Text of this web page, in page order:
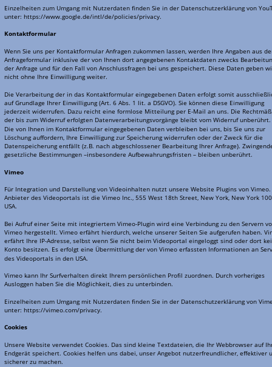
Einzelheiten zum Umgang mit Nutzerdaten finden Sie in der Datenschutzerklärung von
unter: https://www.google.de/intl/de/policies/privacy.
Kontaktformular
Wenn Sie uns per Kontaktformular Anfragen zukommen lassen, werden Ihre Angaben aus
Anfrageformular inklusive der von Ihnen dort angegebenen Kontaktdaten zwecks
der Anfrage und für den Fall von Anschlussfragen bei uns gespeichert. Diese Daten geben
nicht ohne Ihre Einwilligung weiter.
Die Verarbeitung der in das Kontaktformular eingegebenen Daten erfolgt somit
auf Grundlage Ihrer Einwilligung (Art. 6 Abs. 1 lit. a DSGVO). Sie können diese Einwilligung
jederzeit widerrufen. Dazu reicht eine formlose Mitteilung per E-Mail an uns. Die
der bis zum Widerruf erfolgten Datenverarbeitungsvorgänge bleibt vom Widerruf unberührt.
Die von Ihnen im Kontaktformular eingegebenen Daten verbleiben bei uns, bis Sie uns zur
Löschung auffordern, Ihre Einwilligung zur Speicherung widerrufen oder der Zweck für die
Datenspeicherung entfällt (z.B. nach abgeschlossener Bearbeitung Ihrer Anfrage).
gesetzliche Bestimmungen –insbesondere Aufbewahrungsfristen – bleiben unberührt.
Vimeo
Für Integration und Darstellung von Videoinhalten nutzt unsere Website Plugins von Vimeo.
Anbieter des Videoportals ist die Vimeo Inc., 555 West 18th Street, New York, New York
USA.
Bei Aufruf einer Seite mit integriertem Vimeo-Plugin wird eine Verbindung zu den Servern
Vimeo hergestellt. Vimeo erfährt hierdurch, welche unserer Seiten Sie aufgerufen haben.
erfährt Ihre IP-Adresse, selbst wenn Sie nicht beim Videoportal eingeloggt sind oder dort
Konto besitzen. Es erfolgt eine Übermittlung der von Vimeo erfassten Informationen an
des Videoportals in den USA.
Vimeo kann Ihr Surfverhalten direkt Ihrem persönlichen Profil zuordnen. Durch vorheriges
Ausloggen haben Sie die Möglichkeit, dies zu unterbinden.
Einzelheiten zum Umgang mit Nutzerdaten finden Sie in der Datenschutzerklärung von
unter: https://vimeo.com/privacy.
Cookies
Unsere Website verwendet Cookies. Das sind kleine Textdateien, die Ihr Webbrowser auf
Endgerät speichert. Cookies helfen uns dabei, unser Angebot nutzerfreundlicher, effektiver
sicherer zu machen.